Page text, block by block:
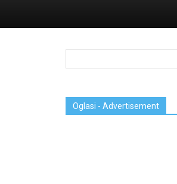
Oglasi - Advertisement